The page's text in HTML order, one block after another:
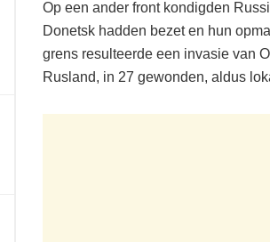
Op een ander front kondigden
Donetsk hadden bezet en hun
grens resulteerde een invasie van
Rusland, in 27 gewonden, aldus